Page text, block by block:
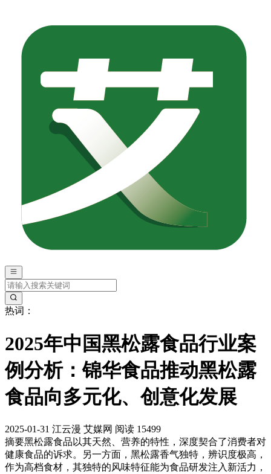
热词：
2025年中国黑松露食品行业案
例分析：锦华食品推动黑松露
食品向多元化、创意化发展
2025-01-31 江云漫 艾媒网 阅读 15499
摘要黑松露食品以其天然、营养的特性，深度契合了消费者对
健康食品的诉求。另一方面，黑松露香气独特，辨识度极高，
作为高档食材，其独特的风味特征能为食品研发注入新活力，